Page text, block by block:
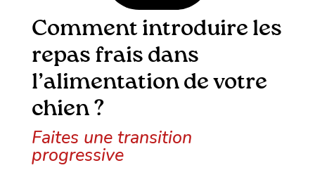
Comment introduire les
repas frais dans
l’alimentation de votre
chien ?
Faites une transition
progressive